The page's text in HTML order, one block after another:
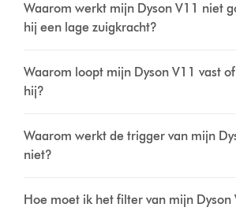
Waarom werkt mijn Dyson V11 niet
hij een lage zuigkracht?
Waarom loopt mijn Dyson V11 vast
hij?
Waarom werkt de trigger van mijn
niet?
Hoe moet ik het filter van mijn Dyson